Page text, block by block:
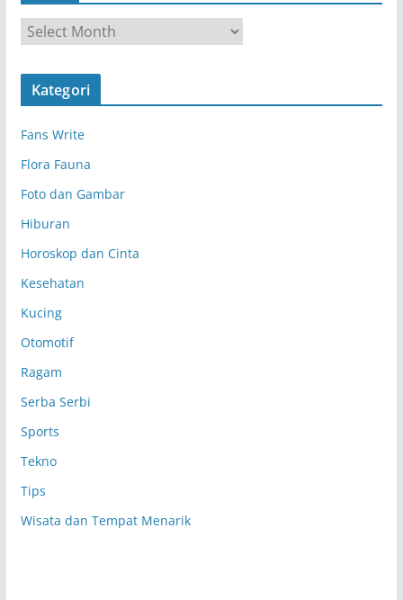
r
s
Kategori
Fans Write
Flora Fauna
Foto dan Gambar
Hiburan
Horoskop dan Cinta
Kesehatan
Kucing
Otomotif
Ragam
Serba Serbi
Sports
Tekno
Tips
Wisata dan Tempat Menarik